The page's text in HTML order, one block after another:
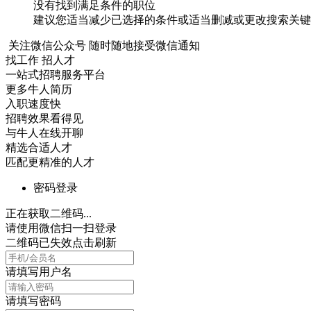
没有找到满足条件的职位
建议您适当减少已选择的条件或适当删减或更改搜索关
关注微信公众号 随时随地接受微信通知
找工作 招人才
一站式招聘服务平台
更多牛人简历
入职速度快
招聘效果看得见
与牛人在线开聊
精选合适人才
匹配更精准的人才
密码登录
正在获取二维码...
请使用微信扫一扫登录
二维码已失效点击刷新
请填写用户名
请填写密码